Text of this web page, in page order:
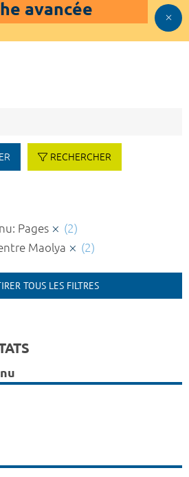
avancée
RECHERCHER
Pages
(2)
Maolya
(2)
TOUS LES FILTRES